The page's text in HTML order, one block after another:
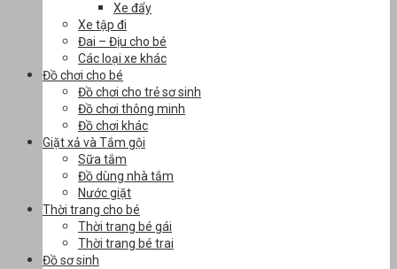
Xe đẩy
Xe tập đi
Đai – Địu cho bé
Các loại xe khác
Đồ chơi cho bé
Đồ chơi cho trẻ sơ sinh
Đồ chơi thông minh
Đồ chơi khác
Giặt xả và Tắm gội
Sữa tắm
Đồ dùng nhà tắm
Nước giặt
Thời trang cho bé
Thời trang bé gái
Thời trang bé trai
Đồ sơ sinh